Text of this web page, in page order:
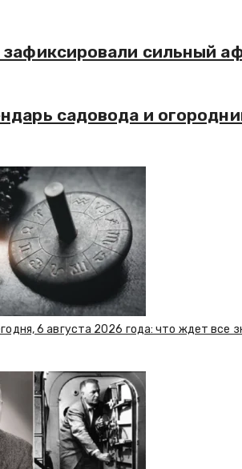
сильный
садовода и
6 августа 2026 года: что ждет все